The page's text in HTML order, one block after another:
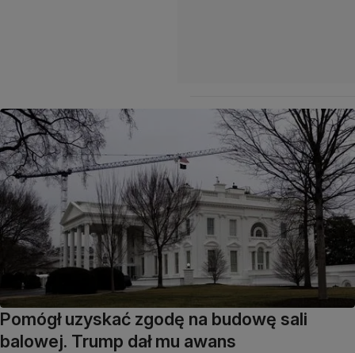
Pomógł uzyskać zgodę na budowę sali
balowej. Trump dał mu awans